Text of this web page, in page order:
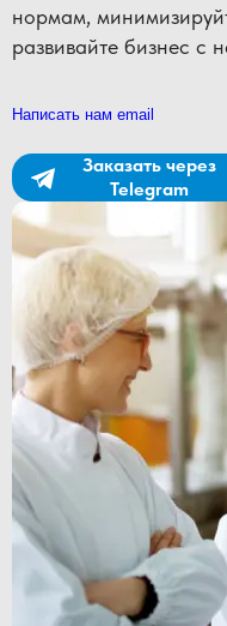
нормам,
развивайте бизнес с
Написать нам email
Заказать через
Telegram